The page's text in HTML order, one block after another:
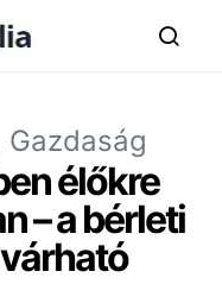
Gazdaság
élőkre
– a bérleti